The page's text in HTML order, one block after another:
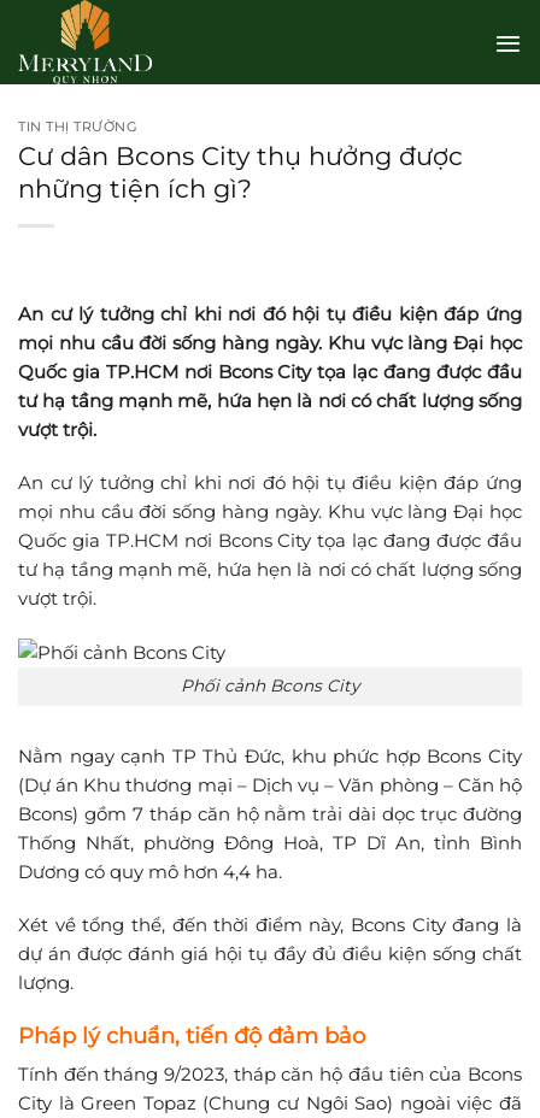
nội
TIN THỊ TRƯỜNG
Cư dân Bcons City thụ hưởng được
những tiện ích gì?
An cư lý tưởng chỉ khi nơi đó hội tụ điều kiện đáp ứng
mọi nhu cầu đời sống hàng ngày. Khu vực làng Đại học
Quốc gia TP.HCM nơi Bcons City tọa lạc đang được đầu
tư hạ tầng mạnh mẽ, hứa hẹn là nơi có chất lượng sống
vượt trội.
An cư lý tưởng chỉ khi nơi đó hội tụ điều kiện đáp ứng
mọi nhu cầu đời sống hàng ngày. Khu vực làng Đại học
Quốc gia TP.HCM nơi Bcons City tọa lạc đang được đầu
tư hạ tầng mạnh mẽ, hứa hẹn là nơi có chất lượng sống
vượt trội.
Phối cảnh Bcons City
Nằm ngay cạnh TP Thủ Đức, khu phức hợp Bcons City
(Dự án Khu thương mại – Dịch vụ – Văn phòng – Căn hộ
Bcons) gồm 7 tháp căn hộ nằm trải dài dọc trục đường
Thống Nhất, phường Đông Hoà, TP Dĩ An, tỉnh Bình
Dương có quy mô hơn 4,4 ha.
Xét về tổng thể, đến thời điểm này, Bcons City đang là
dự án được đánh giá hội tụ đầy đủ điều kiện sống chất
lượng.
Pháp lý chuẩn, tiến độ đảm bảo
Tính đến tháng 9/2023, tháp căn hộ đầu tiên của Bcons
City là Green Topaz (Chung cư Ngôi Sao) ngoài việc đã